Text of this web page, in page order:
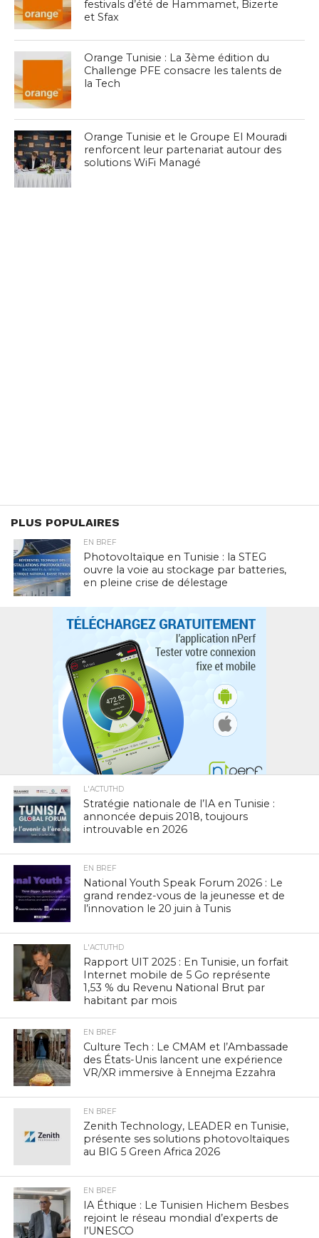
festivals d’été de Hammamet, Bizerte
et Sfax
Orange Tunisie : La 3ème édition du
Challenge PFE consacre les talents de
la Tech
Orange Tunisie et le Groupe El Mouradi
renforcent leur partenariat autour des
solutions WiFi Managé
PLUS POPULAIRES
EN BREF
Photovoltaïque en Tunisie : la STEG
ouvre la voie au stockage par batteries,
en pleine crise de délestage
L'ACTUTHD
Stratégie nationale de l’IA en Tunisie :
annoncée depuis 2018, toujours
introuvable en 2026
EN BREF
National Youth Speak Forum 2026 : Le
grand rendez-vous de la jeunesse et de
l’innovation le 20 juin à Tunis
L'ACTUTHD
Rapport UIT 2025 : En Tunisie, un forfait
Internet mobile de 5 Go représente
1,53 % du Revenu National Brut par
habitant par mois
EN BREF
Culture Tech : Le CMAM et l’Ambassade
des États-Unis lancent une expérience
VR/XR immersive à Ennejma Ezzahra
EN BREF
Zenith Technology, LEADER en Tunisie,
présente ses solutions photovoltaïques
au BIG 5 Green Africa 2026
EN BREF
IA Éthique : Le Tunisien Hichem Besbes
rejoint le réseau mondial d’experts de
l’UNESCO